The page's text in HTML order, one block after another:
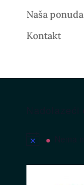
Naša ponuda
Kontakt